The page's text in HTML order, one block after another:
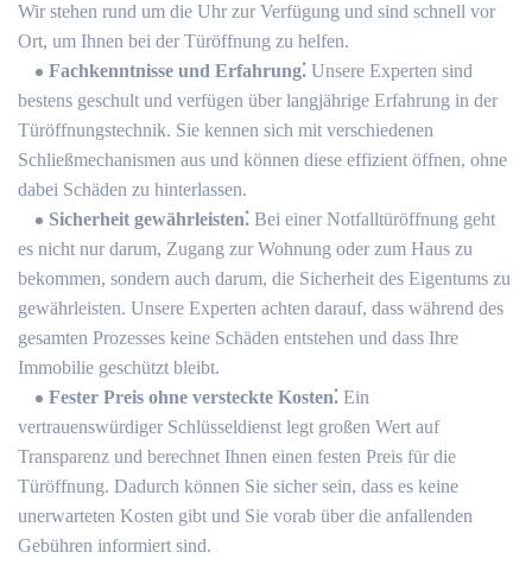
Wir stehen rund um die Uhr zur Verfügung und sind schnell vor
Ort, um Ihnen bei der Türöffnung zu helfen.​
Fachkenntnisse und Erfahrung⁚ Unsere Experten sind
bestens geschult und verfügen über langjährige Erfahrung in der
Türöffnungstechnik.​ Sie kennen sich mit verschiedenen
Schließmechanismen aus und können diese effizient öffnen, ohne
dabei Schäden zu hinterlassen.
Sicherheit gewährleisten⁚ Bei einer Notfalltüröffnung geht
es nicht nur darum, Zugang zur Wohnung oder zum Haus zu
bekommen, sondern auch darum, die Sicherheit des Eigentums zu
gewährleisten.​ Unsere Experten achten darauf, dass während des
gesamten Prozesses keine Schäden entstehen und dass Ihre
Immobilie geschützt bleibt.​
Fester Preis ohne versteckte Kosten⁚ Ein
vertrauenswürdiger Schlüsseldienst legt großen Wert auf
Transparenz und berechnet Ihnen einen festen Preis für die
Türöffnung.​ Dadurch können Sie sicher sein, dass es keine
unerwarteten Kosten gibt und Sie vorab über die anfallenden
Gebühren informiert sind.​